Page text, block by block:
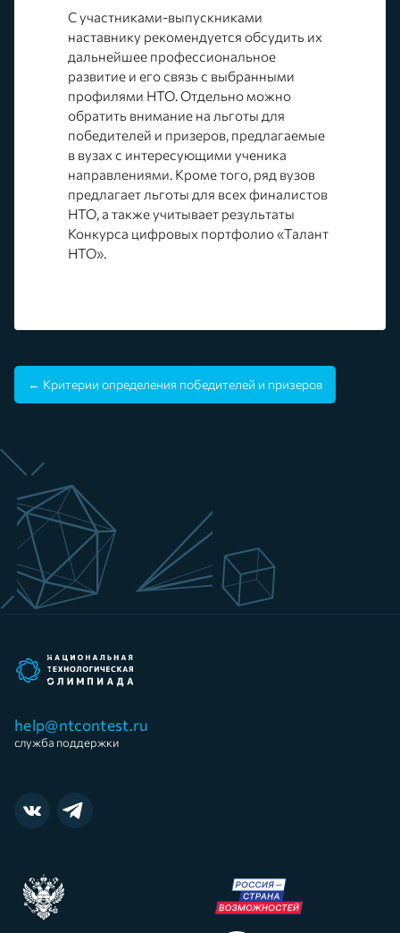
С участниками-выпускниками
наставнику рекомендуется обсудить их
дальнейшее профессиональное
развитие и его связь с выбранными
профилями НТО. Отдельно можно
обратить внимание на льготы для
победителей и призеров, предлагаемые
в вузах с интересующими ученика
направлениями. Кроме того, ряд вузов
предлагает льготы для всех финалистов
НТО, а также учитывает результаты
Конкурса цифровых портфолио «Талант
НТО».
← Критерии определения победителей и призеров
help@ntcontest.ru
служба поддержки